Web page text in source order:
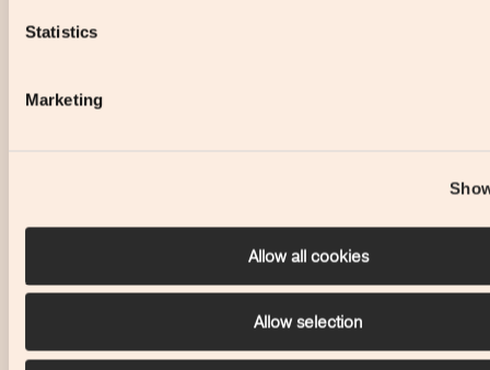
Statistics
Marketing
Allow all cookies
Allow selection